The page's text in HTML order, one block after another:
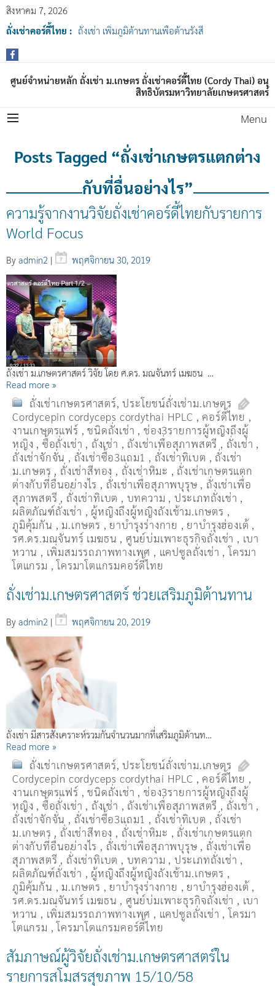
สิงหาคม 7, 2026
ถั่งเช่าคอร์ดี้ไทย : ถั่งเช่า เพิ่มภูมิต้านทานเพื่อต้านรังสี
ศูนย์จำหน่ายหลัก ถั่งเช่า ม.เกษตร ถั่งเช่าคอร์ดี้ไทย (Cordy Thai) อนุ
สิทธิบัตรมหาวิทยาลัยเกษตรศาสตร์
Menu
Posts Tagged “ถั่งเช่าเกษตรแตกต่าง
กับที่อื่นอย่างไร”
ความรู้จากงานวิจัยถั่งเช่าคอร์ดี้ไทยกับรายการ
World Focus
By admin2 | พฤศจิกายน 30, 2019
ถั่งเช่า ม.เกษตรศาสตร์ วิจัย โดย ศ.ดร. มณจันทร์ เมฆธน …
Read more »
ถั่งเช่าเกษตรศาสตร์,ประโยชน์ถั่งเช่าม.เกษตร
Cordycepin cordyceps cordythai HPLC , คอร์ดี้ไทย ,
งานเกษตรแฟร์ ,ชนิดถั่งเช่า ,ช่อง3รายการผู้หญิงถึงผู้
หญิง , ซื้อถั่งเช่า , ถังเช่า , ถังเช่าเพื่อสุภาพสตรี , ถั่งเช่า ,
ถั่งเช่าจักจั่น , ถั่งเช่าซื้อ3แถม1 , ถั่งเช่าทิเบต , ถั่งเช่า
ม.เกษตร , ถั่งเช่าสีทอง , ถั่งเช่าหิมะ , ถั่งเช่าเกษตรแตก
ต่างกับที่อื่นอย่างไร , ถั่งเช่าเพื่อสุภาพบุรุษ , ถั่งเช่าเพื่อ
สุภาพสตรี , ถั่่งเช่าทิเบต , บทความ , ประเภทถั่งเช่า ,
ผลิตภัณฑ์ถั่งเช่า , ผู้หญิงถึงผู้หญิงถังเช้าม.เกษตร ,
ภูมิคุ้มกัน ,ม.เกษตร , ยาบำรุงร่างกาย , ยาบำรุงฮ่องเต้ ,
รศ.ดร.มณจันทร์ เมฆธน , ศูนย์บ่มเพาะธุรกิจถั่งเช่า , เบา
หวาน , เพิ่มสมรรถภาพทางเพศ , แคปซูลถั่งเช่า ,โครมา
โตแกรม ,โครมาโตแกรมคอร์ดี้ไทย
ถั่งเช่าม.เกษตรศาสตร์ ช่วยเสริมภูมิต้านทาน
By admin2 | พฤศจิกายน 20, 2019
ถั่งเช่า มีสารสังเคราะห์รวมกันจำนวนมากที่เสริมภูมิต้านท…
Read more »
ถั่งเช่าเกษตรศาสตร์,ประโยชน์ถั่งเช่าม.เกษตร
Cordycepin cordyceps cordythai HPLC , คอร์ดี้ไทย ,
งานเกษตรแฟร์ ,ชนิดถั่งเช่า ,ช่อง3รายการผู้หญิงถึงผู้
หญิง , ซื้อถั่งเช่า , ถังเช่า , ถังเช่าเพื่อสุภาพสตรี , ถั่งเช่า ,
ถั่งเช่าจักจั่น , ถั่งเช่าซื้อ3แถม1 , ถั่งเช่าทิเบต , ถั่งเช่า
ม.เกษตร , ถั่งเช่าสีทอง , ถั่งเช่าหิมะ , ถั่งเช่าเกษตรแตก
ต่างกับที่อื่นอย่างไร , ถั่งเช่าเพื่อสุภาพบุรุษ , ถั่งเช่าเพื่อ
สุภาพสตรี , ถั่่งเช่าทิเบต , บทความ , ประเภทถั่งเช่า ,
ผลิตภัณฑ์ถั่งเช่า , ผู้หญิงถึงผู้หญิงถังเช้าม.เกษตร ,
ภูมิคุ้มกัน ,ม.เกษตร , ยาบำรุงร่างกาย , ยาบำรุงฮ่องเต้ ,
รศ.ดร.มณจันทร์ เมฆธน , ศูนย์บ่มเพาะธุรกิจถั่งเช่า , เบา
หวาน , เพิ่มสมรรถภาพทางเพศ , แคปซูลถั่งเช่า ,โครมา
โตแกรม ,โครมาโตแกรมคอร์ดี้ไทย
สัมภาษณ์ผู้วิจัยถั่งเช่าม.เกษตรศาสตร์ใน
รายการสโมสรสุขภาพ 15/10/58